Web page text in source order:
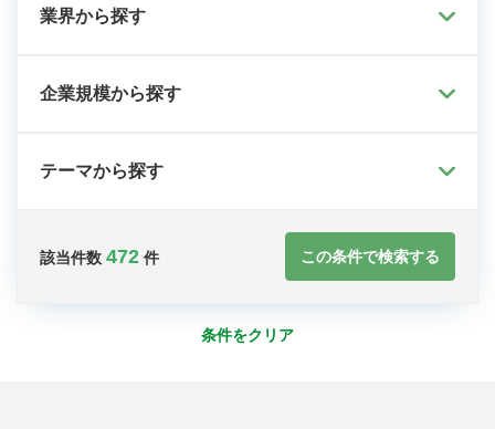
業界から探す
企業規模から探す
テーマから探す
該当件数 472 件 この条件で検索する
条件をクリア